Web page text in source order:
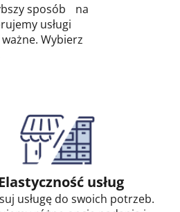
sposób na
usługi
Wybierz
usług
usługę do swoich potrzeb.